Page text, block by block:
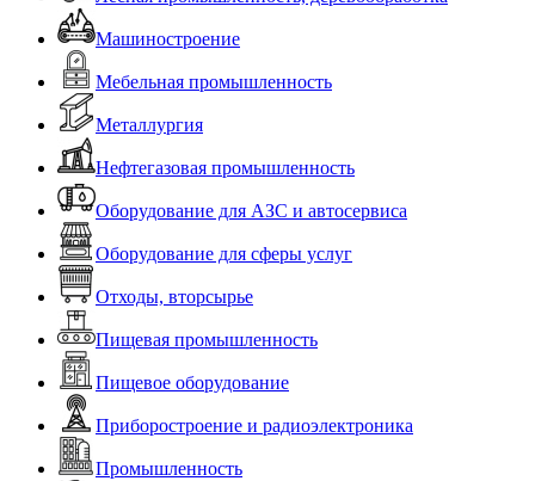
Машиностроение
Мебельная промышленность
Металлургия
Нефтегазовая промышленность
Оборудование для АЗС и автосервиса
Оборудование для сферы услуг
Отходы, вторсырье
Пищевая промышленность
Пищевое оборудование
Приборостроение и радиоэлектроника
Промышленность